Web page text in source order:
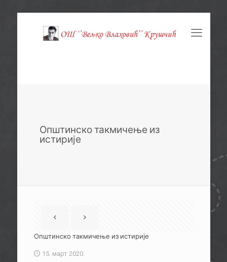
Општинско такмичење из
истирије
Општинско такмичење из истирије
15. март 2020.